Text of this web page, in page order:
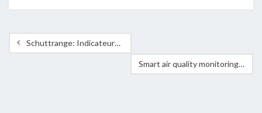
Schuttrange: Indicateurs clés dans le cadre du « Leitbild 2030 » et du pacte climat 2.0
Smart air quality monitoring